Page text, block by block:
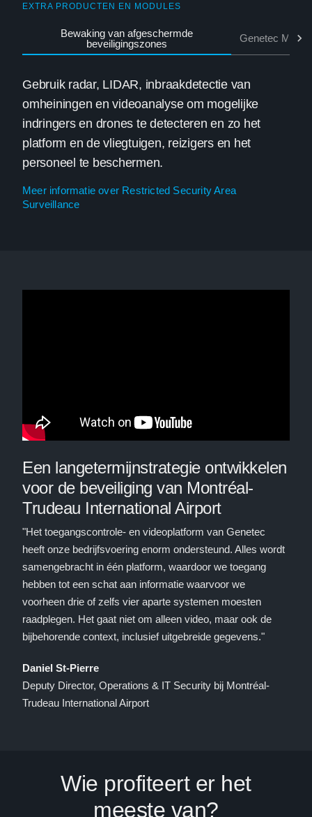
EXTRA PRODUCTEN EN MODULES
Bewaking van afgeschermde
beveiligingszones
Genetec
Gebruik radar, LIDAR, inbraakdetectie van
omheiningen en videoanalyse om mogelijke
indringers en drones te detecteren en zo het
platform en de vliegtuigen, reizigers en het
personeel te beschermen.
Meer informatie over Restricted Security Area
Surveillance
Een langetermijnstrategie ontwikkelen
voor de beveiliging van Montréal-
Trudeau International Airport
"Het toegangscontrole- en videoplatform van Genetec
heeft onze bedrijfsvoering enorm ondersteund. Alles wordt
samengebracht in één platform, waardoor we toegang
hebben tot een schat aan informatie waarvoor we
voorheen drie of zelfs vier aparte systemen moesten
raadplegen. Het gaat niet om alleen video, maar ook de
bijbehorende context, inclusief uitgebreide gegevens."
Daniel St-Pierre
Deputy Director, Operations & IT Security bij Montréal-
Trudeau International Airport
Wie profiteert er het
meeste van?